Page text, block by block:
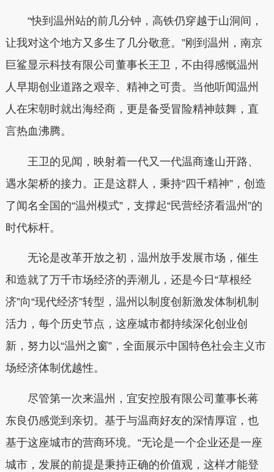
“快到温州站的前几分钟，高铁仍穿越于山洞间，
让我对这个地方又多生了几分敬意。”刚到温州，南京
巨鲨显示科技有限公司董事长王卫，不由得感慨温州
人早期创业道路之艰辛、精神之可贵。当他听闻温州
人在宋朝时就出海经商，更是备受冒险精神鼓舞，直
言热血沸腾。
王卫的见闻，映射着一代又一代温商逢山开路、
遇水架桥的接力。正是这群人，秉持“四千精神”，创造
了闻名全国的“温州模式”，支撑起“民营经济看温州”的
时代标杆。
无论是改革开放之初，温州放手发展市场，催生
和造就了万千市场经济的弄潮儿，还是今日“草根经
济”向“现代经济”转型，温州以制度创新激发体制机制
活力，每个历史节点，这座城市都持续深化创业创
新，努力以“温州之窗”，全面展示中国特色社会主义市
场经济体制优越性。
尽管第一次来温州，宜安控股有限公司董事长蒋
东良仍感觉到亲切。基于与温商好友的深情厚谊，也
基于这座城市的营商环境。“无论是一个企业还是一座
城市，发展的前提是秉持正确的价值观，这样才能登